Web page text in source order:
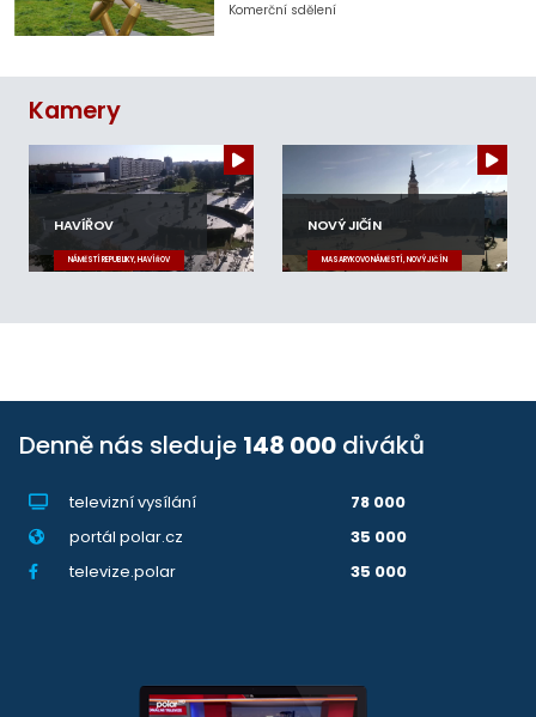
Komerční sdělení
Kamery
HAVÍŘOV
NÁMĚSTÍ REPUBLIKY, HAVÍŘOV
NOVÝ JIČÍN
MASARYKOVO NÁMĚSTÍ, NOVÝ JIČÍN
Denně nás sleduje 148 000 diváků
televizní vysílání
78 000
portál polar.cz
35 000
televize.polar
35 000